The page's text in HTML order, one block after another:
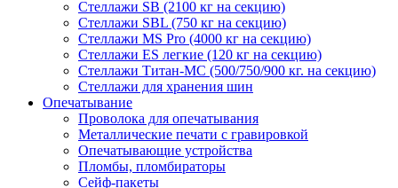
Стеллажи SB (2100 кг на секцию)
Стеллажи SBL (750 кг на секцию)
Стеллажи MS Pro (4000 кг на секцию)
Стеллажи ES легкие (120 кг на секцию)
Стеллажи Титан-МС (500/750/900 кг. на секцию)
Стеллажи для хранения шин
Опечатывание
Проволока для опечатывания
Металлические печати с гравировкой
Опечатывающие устройства
Пломбы, пломбираторы
Сейф-пакеты